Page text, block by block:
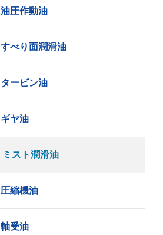
油圧作動油
すべり面潤滑油
タービン油
ギヤ油
ミスト潤滑油
圧縮機油
軸受油